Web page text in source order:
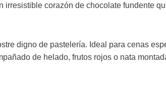
irresistible corazón de chocolate fundente
digno de pastelería. Ideal para cenas
de helado, frutos rojos o nata